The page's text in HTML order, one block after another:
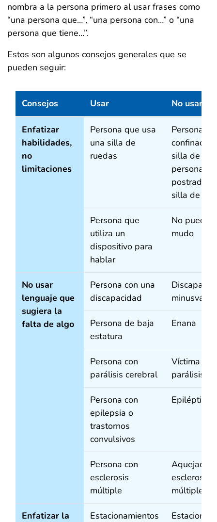
nombra a la persona primero al usar frases como
“una persona que…”, “una persona con…” o “una
persona que tiene…”.
Estos son algunos consejos generales que se
pueden seguir:
Consejos Usar No usar
Enfatizar
habilidades,
no
limitaciones
Persona que usa
una silla de
ruedas
Persona
confinada
silla de
persona
postrada
silla de
Persona que
utiliza un
dispositivo para
hablar
No puede
mudo
No usar
lenguaje que
sugiera la
falta de algo
Persona con una
discapacidad
Persona de baja
estatura
Enana
Persona con
parálisis cerebral
Víctima de
parálisis
Persona con
epilepsia o
trastornos
convulsivos
Epiléptica
Persona con
esclerosis
múltiple
Aquejada
esclerosis
múltiple
Enfatizar la Estacionamientos